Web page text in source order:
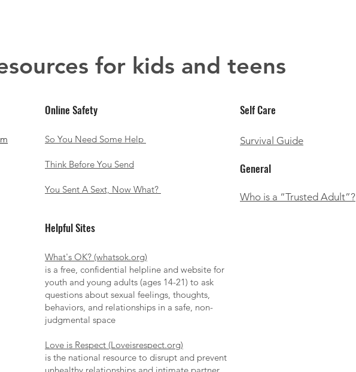
for kids and teens
Online Safety
So You Need Some Help
​Think Before You Send
You Sent A Sext, Now What?
Helpful Sites
What's OK? (whatsok.org)
is a free, confidential helpline and website for
youth and young adults (ages 14-21) to ask
questions about sexual feelings, thoughts,
behaviors, and relationships in a safe, non-
judgmental space
Love is Respect (Loveisrespect.org)
is the national resource to disrupt and prevent
Self Care
Survival Guide
General
Who is a “Trusted Adult”?